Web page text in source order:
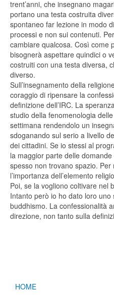
trent’anni, che insegnano
portano una testa costruita
spontaneo far lezione in modo
processi e non sui contenuti.
cambiare qualcosa. Così come
bisognerà aspettare quindici o
costruiti con una testa diversa,
diverso.
Sull’insegnamento della
coraggio di ripensare la
definizione dell’IRC. La
studio della fenomenologia
settimana rendendolo un
sdoganando sul serio a livello
dei cittadini. Se io stessi al
la maggior parte delle
spesso non trovano spazio.
l’importanza dell’elemento
Poi, se la vogliono coltivare nel
Intanto però io ho dato loro uno
buddhismo. La confessionalità
direzione, non tanto sulla
HOME